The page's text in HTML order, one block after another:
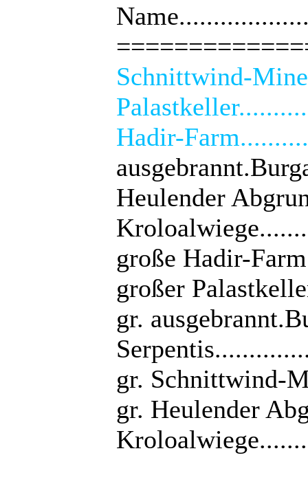
Schnittwind-
Hadir-
Heulender
große Hadir-
großer
gr.
gr. Schnittwind-
gr. Heulender